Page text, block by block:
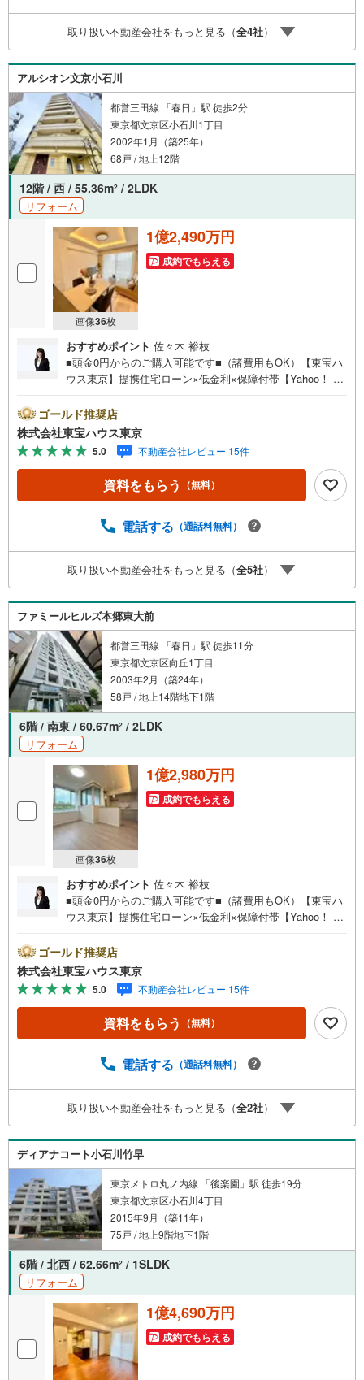
時受け付けております！■頭金0円からのご購入可能です■
（諸費用もOK）お気軽にお問い合わせください。
取り扱い不動産会社をもっと見る（全4社）
アルシオン文京小石川
都営三田線 「春日」駅 徒歩2分
東京都文京区小石川1丁目
2002年1月（築25年）
68戸 / 地上12階
12階 / 西 / 55.36m2 / 2LDK
リフォーム
画像36枚
1億2,490万円
成約でもらえる
おすすめポイント 佐々木 裕枝
■頭金0円からのご購入可能です■（諸費用もOK）【東宝ハ
ウス東京】提携住宅ローン×低金利×保障付帯【Yahoo！ 不
ayボーナスライトがもらえる「Yahoo！ 不動産 物件ご成約
キャンペーン」の対象になります。「資料をもらう」「見
学予約をする」ボタンからお問い合わせください。※必ずY
ahoo！ JAPAN IDでログインしてください。※PayPayボー
ナスライトは出金と譲渡はできません。ご案内・詳細な資
料のご請求はお気軽にどうぞ♪お電話でのお問い合わせも
ゴールド推奨店
株式会社東宝ハウス東京
5.0 不動産会社レビュー 15件
資料をもらう （無料）
電話する （通話料無料）
取り扱い不動産会社をもっと見る（全5社）
ファミールヒルズ本郷東大前
都営三田線 「春日」駅 徒歩11分
東京都文京区向丘1丁目
2003年2月（築24年）
58戸 / 地上14階地下1階
6階 / 南東 / 60.67m2 / 2LDK
リフォーム
画像36枚
1億2,980万円
成約でもらえる
おすすめポイント 佐々木 裕枝
■頭金0円からのご購入可能です■（諸費用もOK）【東宝ハ
ウス東京】提携住宅ローン×低金利×保障付帯【Yahoo！ 不
ayボーナスライトがもらえる「Yahoo！ 不動産 物件ご成約
キャンペーン」の対象になります。「資料をもらう」「見
学予約をする」ボタンからお問い合わせください。※必ずY
ahoo！ JAPAN IDでログインしてください。※PayPayボー
ナスライトは出金と譲渡はできません。ご案内・詳細な資
料のご請求はお気軽にどうぞ♪お電話でのお問い合わせも
ゴールド推奨店
株式会社東宝ハウス東京
5.0 不動産会社レビュー 15件
資料をもらう （無料）
電話する （通話料無料）
取り扱い不動産会社をもっと見る（全2社）
ディアナコート小石川竹早
東京メトロ丸ノ内線 「後楽園」駅 徒歩19分
東京都文京区小石川4丁目
2015年9月（築11年）
75戸 / 地上9階地下1階
6階 / 北西 / 62.66m2 / 1SLDK
リフォーム
1億4,690万円
成約でもらえる